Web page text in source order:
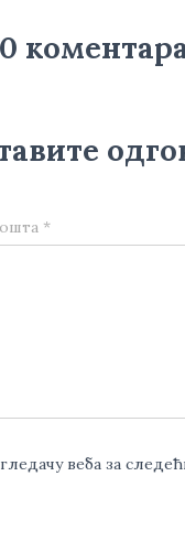
0
*
веба за